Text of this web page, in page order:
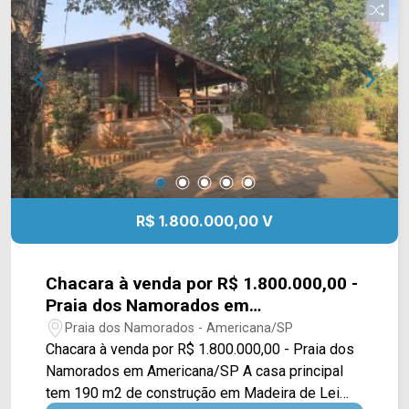
banheiros, sendo 01 lavabo e 01 de serviço; > 04
vagas de garagem. Localizado próximo a Av.
Comendador Thomáz Fortunato e Rod.
Anhanguera. Em sua região possui fácil acesso
ao supermercado Pague Menos e Atacadão, e a
Maravilhas do Lar. Entre em contato com a equipe
da Arbix Imóveis e agende a sua visita!!
WhatsApp e Telefone: (19) 3475-4546 ARBIX
IMÓVEIS - Presente em cada mudança!
R$ 1.800.000,00 V
Chacara à venda por R$ 1.800.000,00 -
Praia dos Namorados em
Americana/SP
Praia dos Namorados - Americana/SP
Chacara à venda por R$ 1.800.000,00 - Praia dos
Namorados em Americana/SP A casa principal
tem 190 m2 de construção em Madeira de Lei